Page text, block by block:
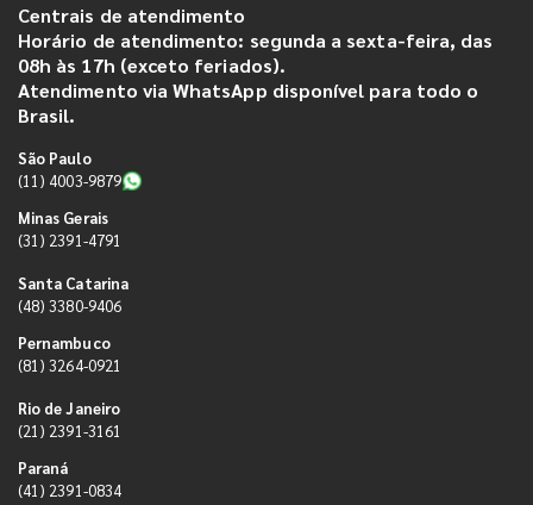
Centrais de atendimento
Horário de atendimento: segunda a sexta-feira, das
08h às 17h (exceto feriados).
Atendimento via WhatsApp disponível para todo o
Brasil.
São Paulo
(11) 4003-9879
Minas Gerais
(31) 2391-4791
Santa Catarina
(48) 3380-9406
Pernambuco
(81) 3264-0921
Rio de Janeiro
(21) 2391-3161
Paraná
(41) 2391-0834